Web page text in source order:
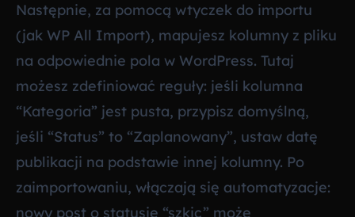
Następnie, za pomocą wtyczek do importu
(jak WP All Import), mapujesz kolumny z pliku
na odpowiednie pola w WordPress. Tutaj
możesz zdefiniować reguły: jeśli kolumna
“Kategoria” jest pusta, przypisz domyślną,
jeśli “Status” to “Zaplanowany”, ustaw datę
publikacji na podstawie innej kolumny. Po
zaimportowaniu, włączają się automatyzacje:
nowy post o statusie “szkic” może